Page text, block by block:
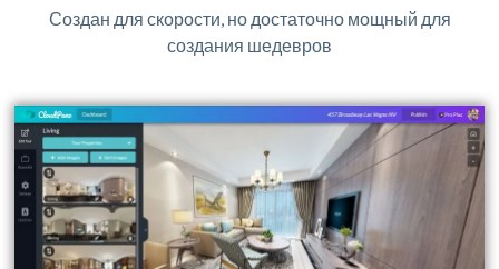
Создан для скорости, но достаточно мощный для
создания шедевров